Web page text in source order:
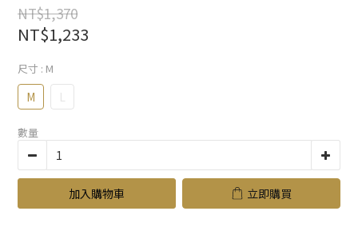
NT$1,370
NT$1,233
尺寸 : M
M L
數量
加入購物車 立即購買